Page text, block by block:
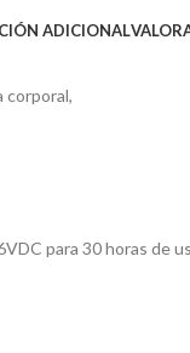
ADICIONAL
corporal,
para 30 horas de